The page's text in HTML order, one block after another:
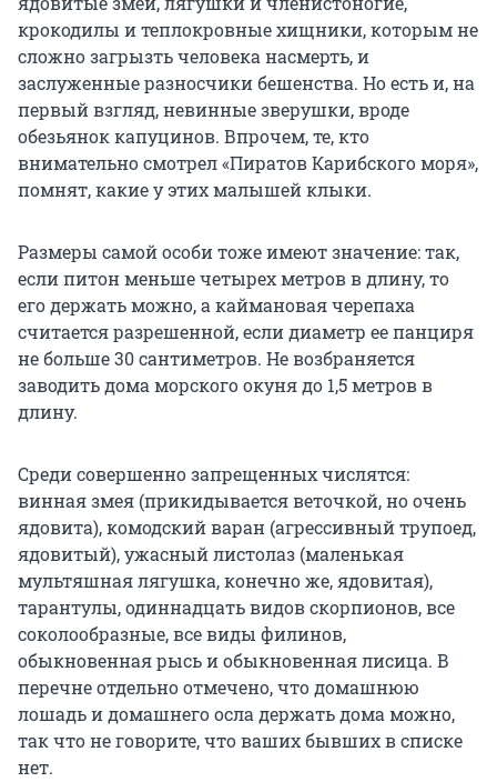
крокодилы и теплокровные хищники, которым не
сложно загрызть человека насмерть, и
заслуженные разносчики бешенства. Но есть и, на
первый взгляд, невинные зверушки, вроде
обезьянок капуцинов. Впрочем, те, кто
внимательно смотрел «Пиратов Карибского моря»,
помнят, какие у этих малышей клыки.
Размеры самой особи тоже имеют значение: так,
если питон меньше четырех метров в длину, то
его держать можно, а каймановая черепаха
считается разрешенной, если диаметр ее панциря
не больше 30 сантиметров. Не возбраняется
заводить дома морского окуня до 1,5 метров в
длину.
Среди совершенно запрещенных числятся:
винная змея (прикидывается веточкой, но очень
ядовита), комодский варан (агрессивный трупоед,
ядовитый), ужасный листолаз (маленькая
мультяшная лягушка, конечно же, ядовитая),
тарантулы, одиннадцать видов скорпионов, все
соколообразные, все виды филинов,
обыкновенная рысь и обыкновенная лисица. В
перечне отдельно отмечено, что домашнюю
лошадь и домашнего осла держать дома можно,
так что не говорите, что ваших бывших в списке
нет.